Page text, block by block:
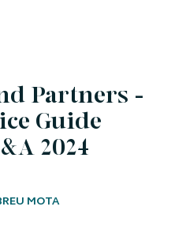
Partners -
Guide
2024
MOTA